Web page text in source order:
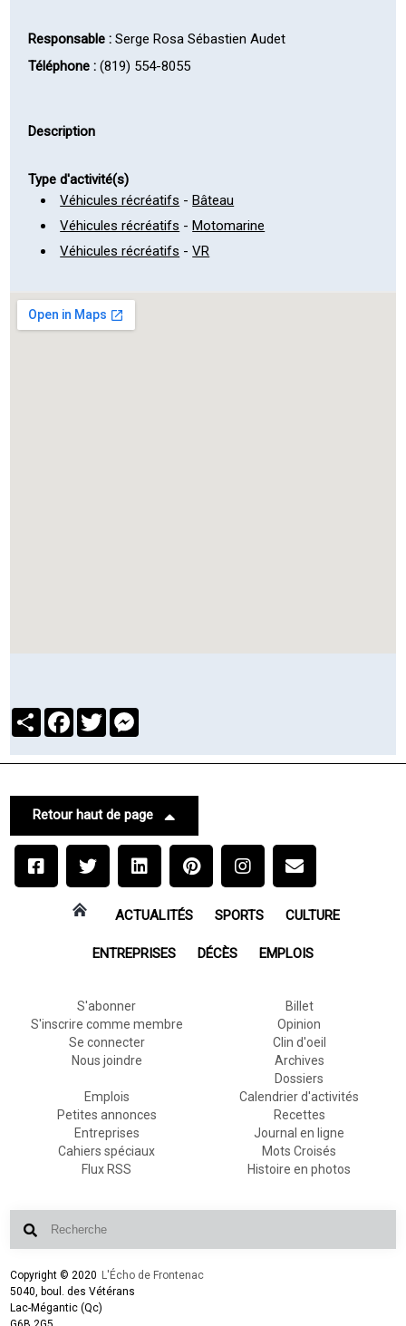
Responsable : Serge Rosa Sébastien Audet
Téléphone : (819) 554-8055
Description
Type d'activité(s)
Véhicules récréatifs - Bâteau
Véhicules récréatifs - Motomarine
Véhicules récréatifs -VR
PartagerFacebook
Twitter
Retour haut de page
ACTUALITÉS SPORTS CULTURE
ENTREPRISES DÉCÈS EMPLOIS
S'abonner
S'inscrire comme membre
Se connecter
Nous joindre
Billet
Opinion
Clin d'oeil
Archives
Dossiers
Emplois
Petites annonces
Entreprises
Cahiers spéciaux
Flux RSS
Calendrier d'activités
Recettes
Journal en ligne
Mots Croisés
Histoire en photos
Copyright © 2020 L'Écho de Frontenac
5040, boul. des Vétérans
Lac-Mégantic (Qc)